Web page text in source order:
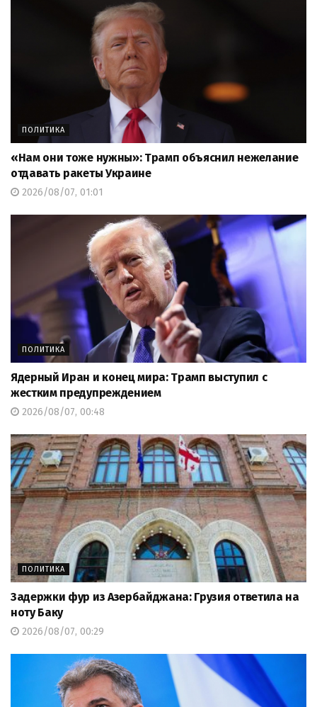
ПОЛИТИКА
«Нам они тоже нужны»: Трамп объяснил нежелание
отдавать ракеты Украине
2026/08/07, 01:01
ПОЛИТИКА
Ядерный Иран и конец мира: Трамп выступил с
жестким предупреждением
2026/08/07, 00:48
ПОЛИТИКА
Задержки фур из Азербайджана: Грузия ответила на
ноту Баку
2026/08/07, 00:29